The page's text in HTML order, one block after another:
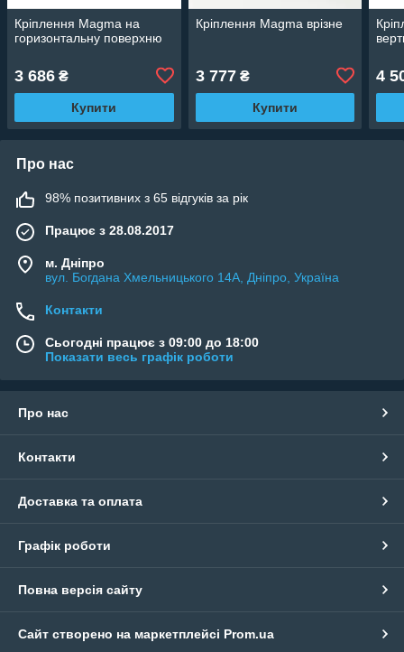
Кріплення Magma на
горизонтальну поверхню
3 686 ₴
Купити
Кріплення Magma врізне
3 777₴
Купити
4
Про нас
98% позитивних з 65 відгуків за рік
Працює з 28.08.2017
м. Дніпро
вул. Богдана Хмельницького 14А, Дніпро, Україна
Контакти
Сьогодні працює з 09:00 до 18:00
Показати весь графік роботи
Про нас
Контакти
Доставка та оплата
Графік роботи
Повна версія сайту
Сайт створено на маркетплейсі Prom.ua